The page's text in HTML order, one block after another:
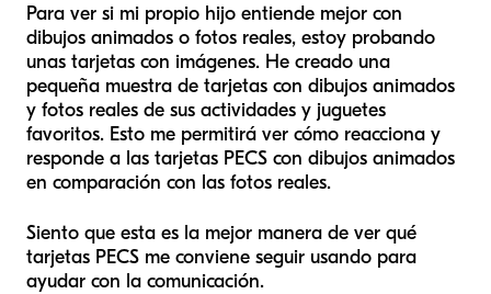
Para ver si mi propio hijo entiende mejor con
dibujos animados o fotos reales, estoy probando
unas tarjetas con imágenes. He creado una
pequeña muestra de tarjetas con dibujos animados
y fotos reales de sus actividades y juguetes
favoritos. Esto me permitirá ver cómo reacciona y
responde a las tarjetas PECS con dibujos animados
en comparación con las fotos reales.
Siento que esta es la mejor manera de ver qué
tarjetas PECS me conviene seguir usando para
ayudar con la comunicación.